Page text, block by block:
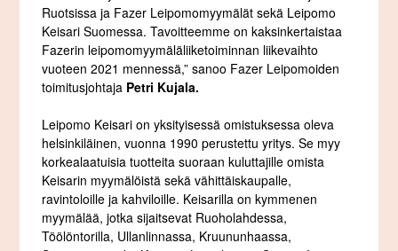
Ruotsissa ja Fazer Leipomomyymälät sekä Leipomo
Keisari Suomessa. Tavoitteemme on kaksinkertaistaa
Fazerin leipomomyymälä­liike­toiminnan liikevaihto
vuoteen 2021 mennessä,” sanoo Fazer Leipomoiden
toimitusjohtaja Petri Kujala.
Leipomo Keisari on yksityisessä omistuksessa oleva
helsinkiläinen, vuonna 1990 perustettu yritys. Se myy
korkealaatuisia tuotteita suoraan kuluttajille omista
Keisarin myymälöistä sekä vähittäiskaupalle,
ravintoloille ja kahviloille. Keisarilla on kymmenen
myymälää, jotka sijaitsevat Ruoholahdessa,
Töölöntorilla, Ullanlinnassa, Kruununhaassa,